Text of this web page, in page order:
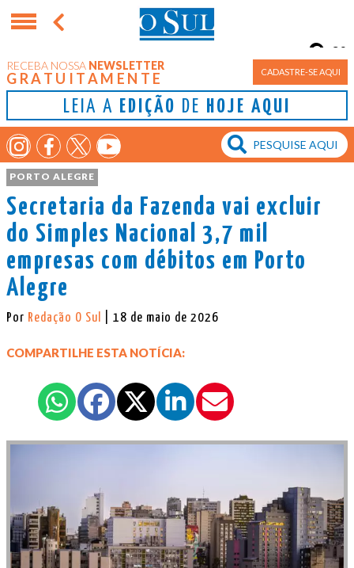
RECEBA NOSSA NEWSLETTER
GRATUITAMENTE CADASTRE-SE AQUI
LEIA A EDIÇÃO DE HOJE AQUI
Porto Alegre
9°
PORTO ALEGRE
Secretaria da Fazenda vai excluir
do Simples Nacional 3,7 mil
empresas com débitos em Porto
Alegre
Por Redação O Sul | 18 de maio de 2026
COMPARTILHE ESTA NOTÍCIA: